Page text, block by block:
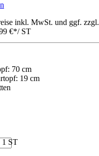
inkl. MwSt. und ggf. zzgl.
€*/ ST
: 70 cm
: 19 cm
1 ST